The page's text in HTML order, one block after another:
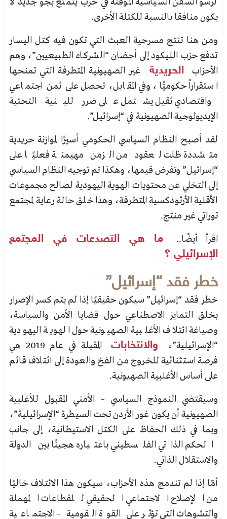
يكون منافقا بالنسبة للكتلة الأخرى.
ومن هنا تنتج مسرحية العبث التي تكون فيه كتل اليسار
تدفع حزب الليكود إلى أحضان “الشركاء الطبيعيين”، وهم
الأحزاب
الحريدية
غير الصهيونية المتطرفة التي تمنحها
استقراراً حكوميًّا، وفي المقابل، تحصل على ثمن اجتماعي
واقتصادي ثقيل يشتمل على ضرر للبنية التحتية
الإيديولوجية الصهيونية في “إسرائيل”.
لقد أصبح النظام السياسي الحكومي أسيرًا لموازنة حريدية
متشددة ظلت لعقود من الزمن مهيمنة فعليًا على
“إسرائيل” وتفرض قيمها، وهكذا تم توجيه النظام السياسي
إلى التخلي عن محتويات الهوية اليهودية لصالح مجموعات
الأقلية الأرثوذكسية المتطرفة، وهذا خلق حالة رعاية لمجتمع
توراتي غير منتج.
اقرأ أيضًا..
ما هي التصدعات في المجتمع
الإسرائيلي ؟
خطر فقد “إسرائيل”
خطر فقد “إسرائيل” سيكون حقيقيًا إذا لم يتم كسر الإصرار
بخلق التمايز الاصطناعي حول قضايا الأمن والسياسة،
وصياغة ائتلاف الأغلبية الصهيونية حول الهوية اليهودية
“الإسرائيلية”،
والانتخابات
المقبلة في عام 2019 هي
فرصة استثنائية للخروج من الفخ والعودة إلى ائتلاف قائم
على أساس الأغلبية الصهيونية.
وسيقتضي النموذج السياسي – الأمني المقبول للأغلبية
الصهيونية أن يكون غور الأردن تحت السيطرة “الإسرائيلية”،
وبما في ذلك الحفاظ على الكتل الاستيطانية، إلى جانب
الحكم الذاتي الفلسطيني باعتباره هجينًا بين
الدولة
والاستقلال الذاتي.
أمّا إذا لم تندمج هذه الأحزاب، سيكون هذا الائتلاف خاليًا
من الإصلاح الاجتماعي الحقيقي للقطاعات المهملة
والتشوهات التي تؤثر على القوة القومية – الاجتماعية